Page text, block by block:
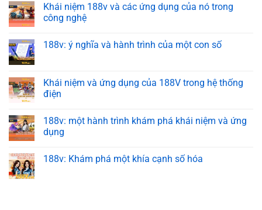
Khái niệm 188v và các ứng dụng của nó trong
công nghệ
188v: ý nghĩa và hành trình của một con số
Khái niệm và ứng dụng của 188V trong hệ thống
điện
188v: một hành trình khám phá khái niệm và ứng
dụng
188v: Khám phá một khía cạnh số hóa